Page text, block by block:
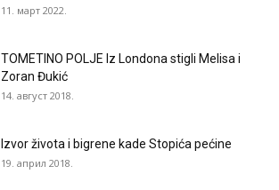
11. март 2022.
TOMETINO POLJE Iz Londona stigli Melisa i
Zoran Đukić
14. август 2018.
Izvor života i bigrene kade Stopića pećine
19. април 2018.